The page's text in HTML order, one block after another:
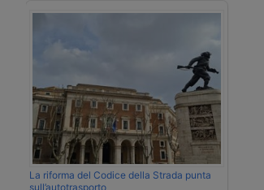
La riforma del Codice della Strada punta
sull’autotrasporto